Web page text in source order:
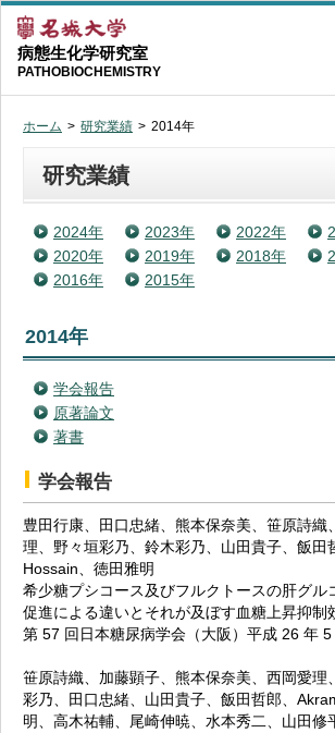
病態生化学研究室
PATHOBIOCHEMISTRY
ホーム 研究業績 2014年
研究業績
2024年 2023年 2022年
2020年
2019年 2018年
2016年
2015年
2014年
学会報告
原著論文
著書
学会報告
豊田行康、田口忠緒、熊本保奈美、笹原詩織
理、野々垣彩乃、鈴木彩乃、山田貴子、飯田
Hossain、徳田雅明
希少糖プシコース及びフルクトースの肝グル
促進による違いとそれが及ぼす血糖上昇抑制
第 57 回日本糖尿病学会（大阪）平成 26 年 5
笹原詩織、加藤顕子、熊本保奈美、西岡愛理
彩乃、田口忠緒、山田貴子、飯田哲郎、
明、高木祐輔、尾崎伸暁、水本秀二、山田修